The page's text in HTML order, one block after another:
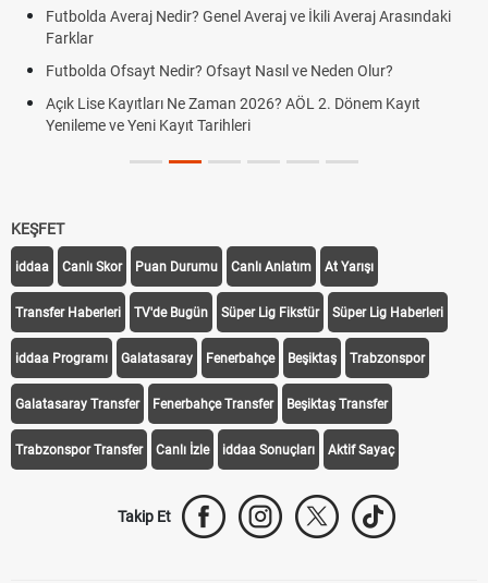
Futbolda Averaj Nedir? Genel Averaj ve İkili Averaj Arasındaki
Farklar
Futbolda Ofsayt Nedir? Ofsayt Nasıl ve Neden Olur?
Açık Lise Kayıtları Ne Zaman 2026? AÖL 2. Dönem Kayıt
Yenileme ve Yeni Kayıt Tarihleri
KEŞFET
iddaa Canlı Skor Puan Durumu Canlı Anlatım At Yarışı
Transfer Haberleri TV'de Bugün Süper Lig Fikstür Süper Lig Haberleri
iddaa Programı Galatasaray Fenerbahçe Beşiktaş Trabzonspor
Galatasaray Transfer Fenerbahçe Transfer Beşiktaş Transfer
Trabzonspor Transfer Canlı İzle iddaa Sonuçları Aktif Sayaç
Takip Et